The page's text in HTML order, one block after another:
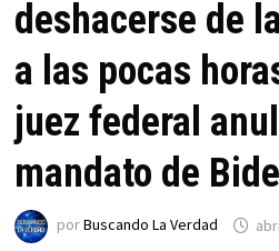
deshacerse de
a las pocas
juez federal
mandato de
porBuscando La Verdad